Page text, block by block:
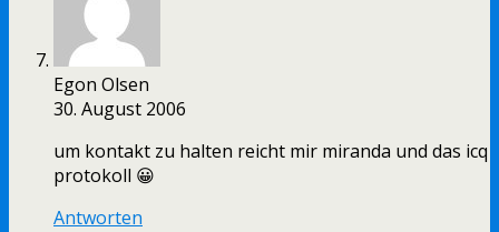
Egon Olsen
30. August 2006
um kontakt zu halten reicht mir miranda und das icq
protokoll 😀
Antworten